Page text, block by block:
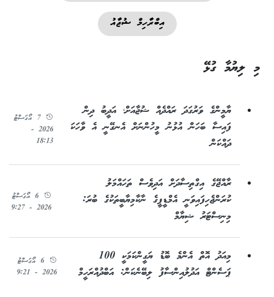
އިބްރާހިމް ޝުޖާއު
މި ލިޔުމާ ގުޅޭ
ޔާމީންގެ ވަރުގަދަ ރައްދެއް ޝުޖާއަށް؛ އަދީބު ދިން
ފައިސާ ބަހަން އުޅުނު މީހުންނަށް އެނގޭނީ އެ ވާހަކަ
ދައްކަން
7 އޯގަސްޓު
2026 -
18:13
ރާއްޖޭގެ އިގްތިސާދަށް އަދިވެސް ތަހައްމަލު
ކުރަންޖެހިފައިވަނީ އެމްޑީޕީގެ ނާކާމިޔާބީތަކުގެ ބުރަ:
މިނިސްޓަރު ޝިޔާމް
6 އޯގަސްޓު
2026 - 9:27
މިއަދު އޮތް އެންމެ ބޮޑު ޔަގީންކަމަކީ 100
ޕަސެންޓް އަދުލުއިންސާފު ލިބޭނެކަން: އަބްދުއްރަހީމް
6 އޯގަސްޓު
2026 - 9:21